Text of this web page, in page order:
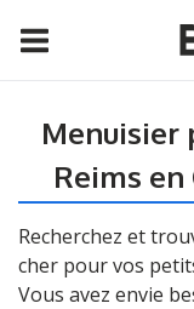
Menuisier
Reims
Recherchez et
cher pour vos
Vous avez envie